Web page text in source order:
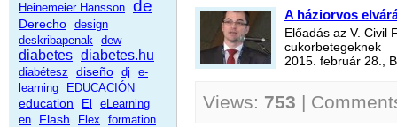
Heinemeier Hansson de
Derecho design
deskribapenak dew
diabetes diabetes.hu
diabétesz diseño dj
e-
learning
EDUCACIÓN
education El
eLearning
en
Flash Flex
formation
A háziorvos
Előadás az V. Civil
cukorbetegeknek
2015. február 28.,
Views: 753 |